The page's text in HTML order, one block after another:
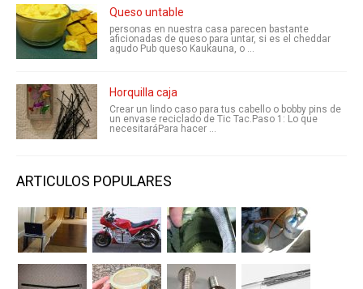
Queso untable
personas en nuestra casa parecen bastante
aficionadas de queso para untar, si es el cheddar
agudo Pub queso Kaukauna, o ...
Horquilla caja
Crear un lindo caso para tus cabello o bobby pins de
un envase reciclado de Tic Tac.Paso 1: Lo que
necesitaráPara hacer ...
ARTICULOS POPULARES